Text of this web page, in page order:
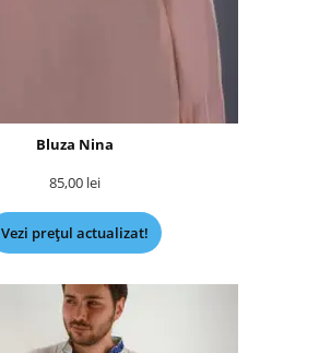
Bluza Nina
85,00 lei
Vezi prețul actualizat!